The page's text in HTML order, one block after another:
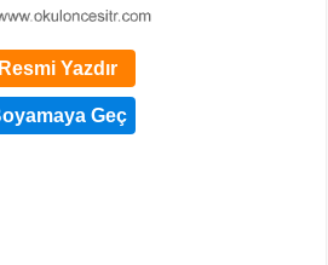
Resmi Yazdır